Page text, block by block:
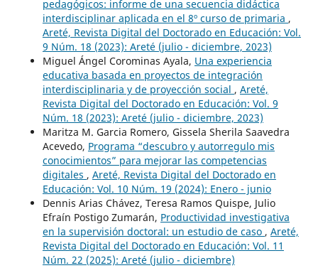
pedagógicos: informe de una secuencia didáctica
interdisciplinar aplicada en el 8º curso de primaria ,
Areté, Revista Digital del Doctorado en Educación: Vol.
9 Núm. 18 (2023): Areté (julio - diciembre, 2023)
Miguel Ángel Corominas Ayala, Una experiencia
educativa basada en proyectos de integración
interdisciplinaria y de proyección social , Areté,
Revista Digital del Doctorado en Educación: Vol. 9
Núm. 18 (2023): Areté (julio - diciembre, 2023)
Maritza M. Garcia Romero, Gissela Sherila Saavedra
Acevedo, Programa “descubro y autorregulo mis
conocimientos” para mejorar las competencias
digitales , Areté, Revista Digital del Doctorado en
Educación: Vol. 10 Núm. 19 (2024): Enero - junio
Dennis Arias Chávez, Teresa Ramos Quispe, Julio
Efraín Postigo Zumarán, Productividad investigativa
en la supervisión doctoral: un estudio de caso , Areté,
Revista Digital del Doctorado en Educación: Vol. 11
Núm. 22 (2025): Areté (julio - diciembre)